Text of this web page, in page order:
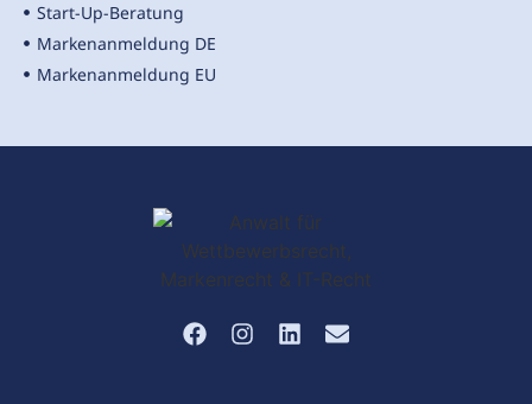
Start-Up-Beratung
Markenanmeldung DE
Markenanmeldung EU